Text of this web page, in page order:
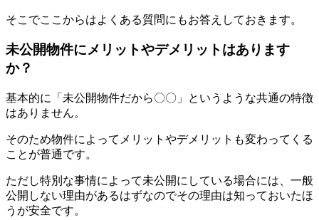
そこでここからはよくある質問にもお答えしておきます。
未公開物件にメリットやデメリットはあります
か？
基本的に「未公開物件だから〇〇」というような共通の特徴
はありません。
そのため物件によってメリットやデメリットも変わってくる
ことが普通です。
ただし特別な事情によって未公開にしている場合には、一般
公開しない理由があるはずなのでその理由は知っておいたほ
うが安全です。